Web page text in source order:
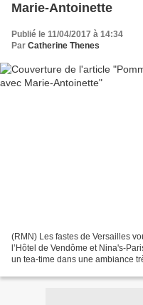
Marie-Antoinette
Publié le 11/04/2017 à 14:34
Par Catherine Thenes
(RMN) Les fastes de Versailles
l’Hôtel de Vendôme et Nina's-
un tea-time dans une ambiance